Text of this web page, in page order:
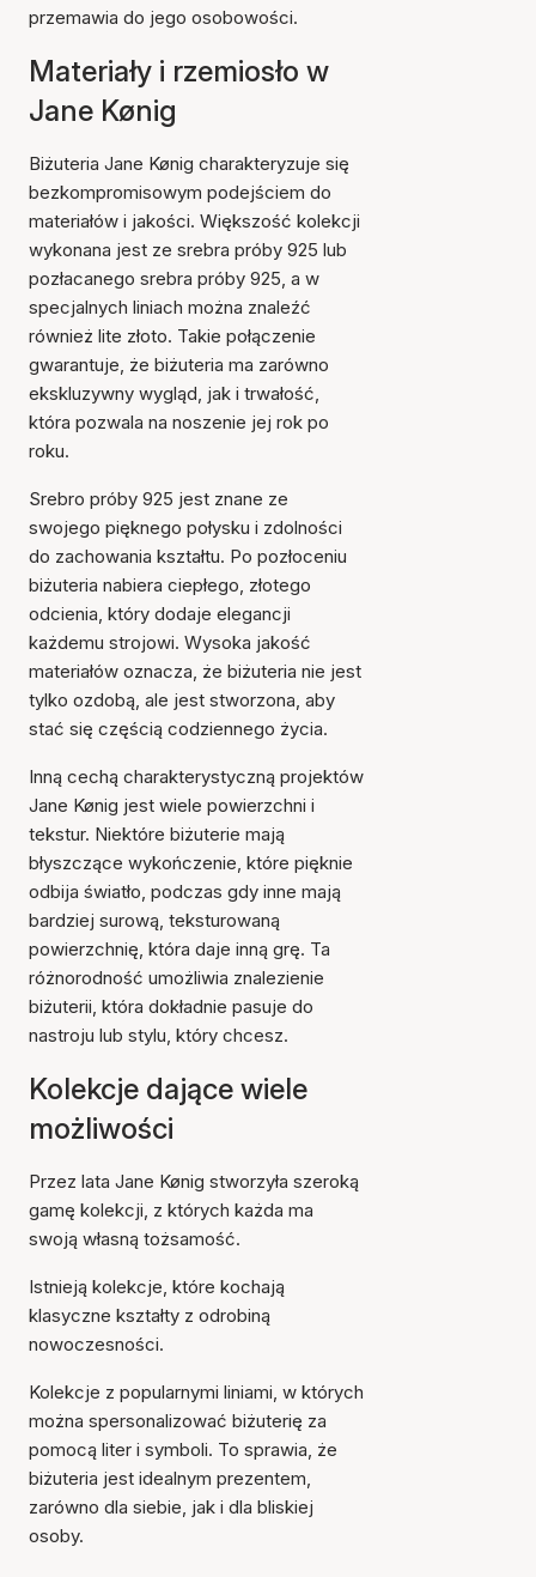
przemawia do jego osobowości.
Materiały i rzemiosło w
Jane Kønig
Biżuteria Jane Kønig charakteryzuje się
bezkompromisowym podejściem do
materiałów i jakości. Większość kolekcji
wykonana jest ze srebra próby 925 lub
pozłacanego srebra próby 925, a w
specjalnych liniach można znaleźć
również lite złoto. Takie połączenie
gwarantuje, że biżuteria ma zarówno
ekskluzywny wygląd, jak i trwałość,
która pozwala na noszenie jej rok po
roku.
Srebro próby 925 jest znane ze
swojego pięknego połysku i zdolności
do zachowania kształtu. Po pozłoceniu
biżuteria nabiera ciepłego, złotego
odcienia, który dodaje elegancji
każdemu strojowi. Wysoka jakość
materiałów oznacza, że biżuteria nie jest
tylko ozdobą, ale jest stworzona, aby
stać się częścią codziennego życia.
Inną cechą charakterystyczną projektów
Jane Kønig jest wiele powierzchni i
tekstur. Niektóre biżuterie mają
błyszczące wykończenie, które pięknie
odbija światło, podczas gdy inne mają
bardziej surową, teksturowaną
powierzchnię, która daje inną grę. Ta
różnorodność umożliwia znalezienie
biżuterii, która dokładnie pasuje do
nastroju lub stylu, który chcesz.
Kolekcje dające wiele
możliwości
Przez lata Jane Kønig stworzyła szeroką
gamę kolekcji, z których każda ma
swoją własną tożsamość.
Istnieją kolekcje, które kochają
klasyczne kształty z odrobiną
nowoczesności.
Kolekcje z popularnymi liniami, w których
można spersonalizować biżuterię za
pomocą liter i symboli. To sprawia, że
biżuteria jest idealnym prezentem,
zarówno dla siebie, jak i dla bliskiej
osoby.